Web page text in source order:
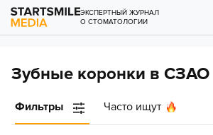
ЭКСПЕРТНЫЙ ЖУРНАЛ
О СТОМАТОЛОГИИ
Зубные коронки в СЗАО
Фильтры Часто ищут